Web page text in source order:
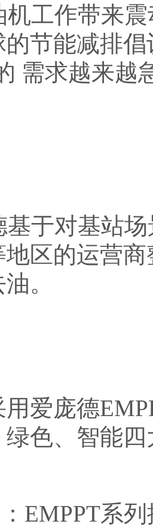
作带来震
节能减排
需求越来越
对基站场
区的运营
。
爱庞德
色、智能
EMPPT系